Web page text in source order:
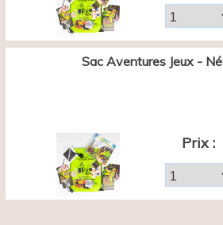
Sac Aventures Jeux -
Prix :